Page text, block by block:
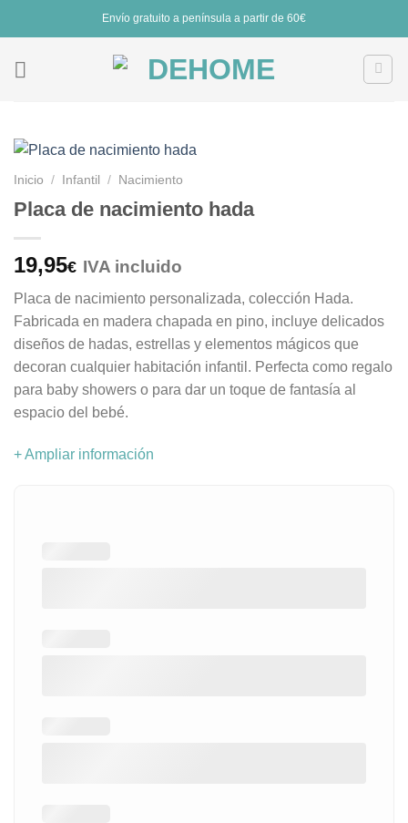
Envío gratuito a península a partir de 60€
Inicio / Infantil / Nacimiento
Placa de nacimiento hada
19,95€ IVA incluido
Placa de nacimiento personalizada, colección Hada.
Fabricada en madera chapada en pino, incluye delicados
diseños de hadas, estrellas y elementos mágicos que
decoran cualquier habitación infantil. Perfecta como regalo
para baby showers o para dar un toque de fantasía al
espacio del bebé.
+ Ampliar información